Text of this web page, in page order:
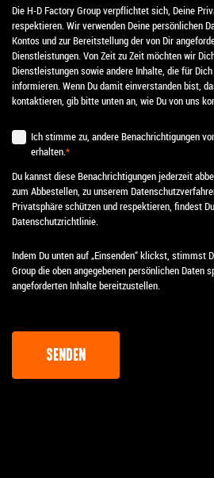
Die H-D Factory Group verpflichtet sich, Deine
respektieren. Wir verwenden Deine persönlichen
Kontos und zur Bereitstellung der von Dir
Dienstleistungen. Von Zeit zu Zeit möchten wir
Dienstleistungen sowie andere Inhalte, die für
informieren. Wenn Du damit einverstanden bist,
kontaktieren, gib bitte unten an, wie Du von uns
Ich stimme zu, andere Benachrichtigungen
erhalten.*
Du kannst diese Benachrichtigungen jederzeit
zum Abbestellen, zu unserem
Privatsphäre schützen und respektieren, findest
Datenschutzrichtlinie.
Indem Du unten auf „Einsenden“ klickst, stimmst
Group die oben angegebenen persönlichen Daten
angeforderten Inhalte bereitzustellen.